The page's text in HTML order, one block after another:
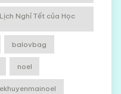
Nghỉ Tết của Học
balovbag
noel